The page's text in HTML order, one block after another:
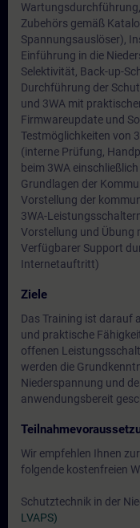
Zubehörs gemäß
Spannungsauslöser),
Einführung in die
Selektivität, Back-up-
Durchführung der
und 3WA mit
Firmwareupdate und
Testmöglichkeiten von
(interne Prüfung,
beim 3WA
Grundlagen der
Vorstellung der
3WA-
Vorstellung und Übung
Verfügbarer Support
Internetauftritt)
Ziele
Das Training ist darauf
und praktische
offenen
werden die
Niederspannung und
anwendungsbereit
Wir empfehlen Ihnen
folgende kostenfreien
Schutztechnik in der
LVAPS)